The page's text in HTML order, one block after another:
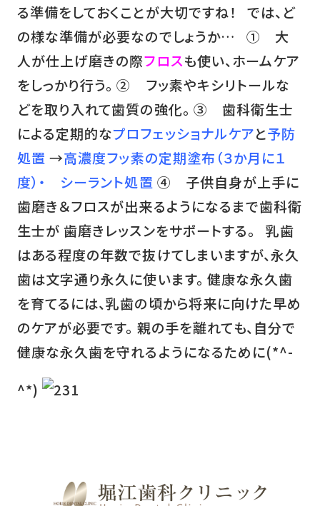
る準備をしておくことが大切ですね！ では、ど
の様な準備が必要なのでしょうか… ① 大
人が仕上げ磨きの際フロスも使い、ホームケア
をしっかり行う。 ② フッ素やキシリトールな
どを取り入れて歯質の強化。 ③ 歯科衛生士
による定期的なプロフェッショナルケアと予防
処置 →高濃度フッ素の定期塗布（３か月に１
度）・ シーラント処置 ④ 子供自身が上手に
歯磨き＆フロスが出来るようになるまで歯科衛
生士が 歯磨きレッスンをサポートする。 乳歯
はある程度の年数で抜けてしまいますが、永久
歯は文字通り永久に使います。 健康な永久歯
を育てるには、乳歯の頃から将来に向けた早め
のケアが必要です。 親の手を離れても、自分で
健康な永久歯を守れるようになるために(*^-
^*)